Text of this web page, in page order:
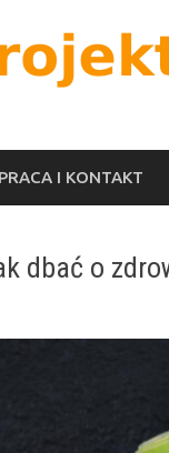
I KONTAKT
dbać o